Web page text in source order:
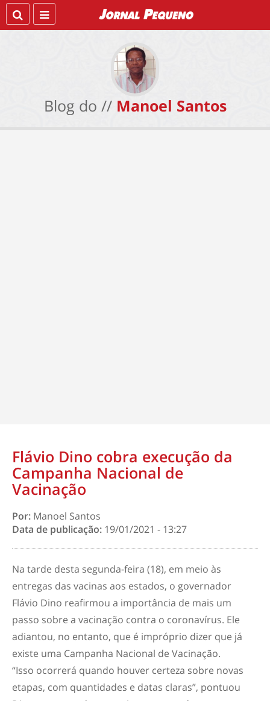
Blog do // Manoel Santos
Flávio Dino cobra execução da
Campanha Nacional de
Vacinação
Por: Manoel Santos
Data de publicação: 19/01/2021 - 13:27
Na tarde desta segunda-feira (18), em meio às
entregas das vacinas aos estados, o governador
Flávio Dino reafirmou a importância de mais um
passo sobre a vacinação contra o coronavírus. Ele
adiantou, no entanto, que é impróprio dizer que já
existe uma Campanha Nacional de Vacinação.
“Isso ocorrerá quando houver certeza sobre novas
etapas, com quantidades e datas claras”, pontuou